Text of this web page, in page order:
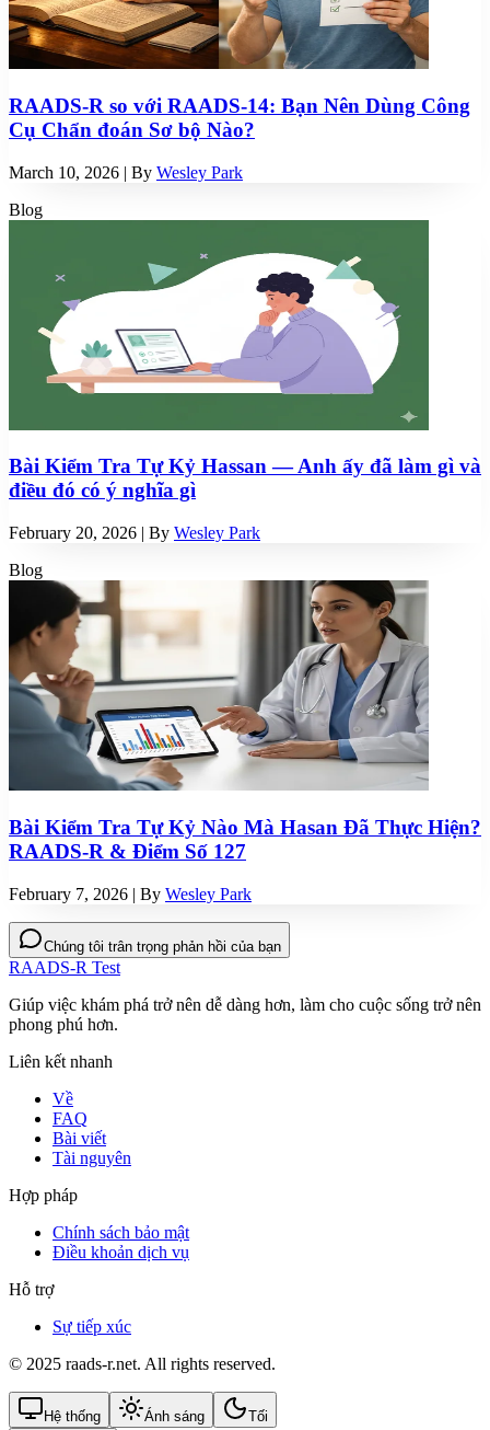
RAADS-R so với RAADS-14: Bạn Nên Dùng Công
Cụ Chẩn đoán Sơ bộ Nào?
March 10, 2026 | By Wesley Park
Blog
Bài Kiểm Tra Tự Kỷ Hassan — Anh ấy đã làm gì và
điều đó có ý nghĩa gì
February 20, 2026 | By Wesley Park
Blog
Bài Kiểm Tra Tự Kỷ Nào Mà Hasan Đã Thực Hiện?
RAADS-R & Điểm Số 127
February 7, 2026 | By Wesley Park
Chúng tôi trân trọng phản hồi của bạn
RAADS-R Test
Giúp việc khám phá trở nên dễ dàng hơn, làm cho cuộc sống trở nên
phong phú hơn.
Liên kết nhanh
Về
FAQ
Bài viết
Tài nguyên
Hợp pháp
Chính sách bảo mật
Điều khoản dịch vụ
Hỗ trợ
Sự tiếp xúc
© 2025 raads-r.net. All rights reserved.
Hệ thống Ánh sáng Tối